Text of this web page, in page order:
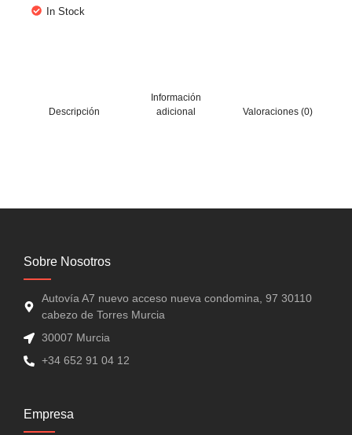
In Stock
Descripción
Información
adicional
Valoraciones (0)
Sobre Nosotros
Autovía A7 nuevo acceso nueva condomina, 97 30110
cabezo de Torres Murcia
30007 Murcia
+34 652 91 04 12
Empresa